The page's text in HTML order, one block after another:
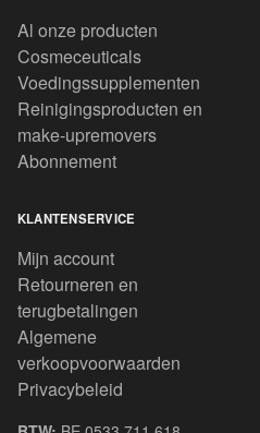
Al onze producten
Cosmeceuticals
Voedingssupplementen
Reinigingsproducten en
make-upremovers
Abonnement
KLANTENSERVICE
Mijn account
Retourneren en
terugbetalingen
Algemene
verkoopvoorwaarden
Privacybeleid